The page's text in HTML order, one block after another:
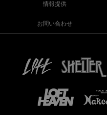
情報提供
お問い合わせ